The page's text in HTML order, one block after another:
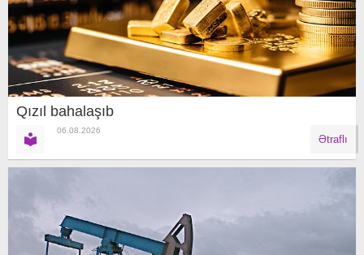
Qızıl bahalaşıb
06.08.2026
Ətraflı